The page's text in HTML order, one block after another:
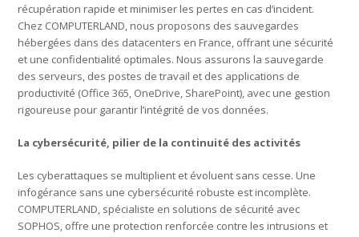
récupération rapide et minimiser les pertes en cas d’incident.
Chez COMPUTERLAND, nous proposons des sauvegardes
hébergées dans des datacenters en France, offrant une sécurité
et une confidentialité optimales. Nous assurons la sauvegarde
des serveurs, des postes de travail et des applications de
productivité (Office 365, OneDrive, SharePoint), avec une gestion
rigoureuse pour garantir l’intégrité de vos données.
La cybersécurité, pilier de la continuité des activités
Les cyberattaques se multiplient et évoluent sans cesse. Une
infogérance sans une cybersécurité robuste est incomplète.
COMPUTERLAND, spécialiste en solutions de sécurité avec
SOPHOS, offre une protection renforcée contre les intrusions et